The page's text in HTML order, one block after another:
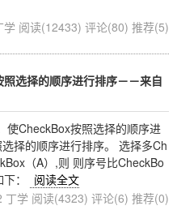
学 阅读(12433) 评论(80) 推荐(5)
选择的顺序进行排序－－来自
使CheckBox按照选择的顺序进
择的顺序进行排序。 选择多Ch
（A）,则 则序号比CheckBo
：
阅读全文
丁学 阅读(4323) 评论(6) 推荐(0)